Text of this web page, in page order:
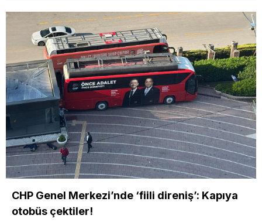
CHP Genel Merkezi’nde ‘fiili direniş’: Kapıya
otobüs çektiler!